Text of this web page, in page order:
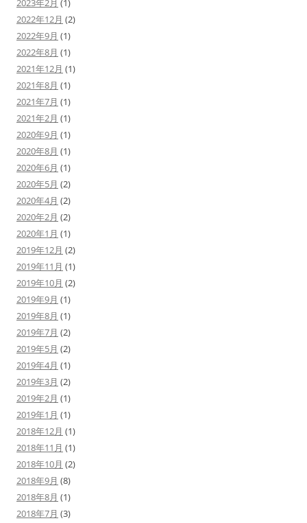
2023年2月 (1)
2022年12月 (2)
2022年9月 (1)
2022年8月 (1)
2021年12月 (1)
2021年8月 (1)
2021年7月 (1)
2021年2月 (1)
2020年9月 (1)
2020年8月 (1)
2020年6月 (1)
2020年5月 (2)
2020年4月 (2)
2020年2月 (2)
2020年1月 (1)
2019年12月 (2)
2019年11月 (1)
2019年10月 (2)
2019年9月 (1)
2019年8月 (1)
2019年7月 (2)
2019年5月 (2)
2019年4月 (1)
2019年3月 (2)
2019年2月 (1)
2019年1月 (1)
2018年12月 (1)
2018年11月 (1)
2018年10月 (2)
2018年9月 (8)
2018年8月 (1)
2018年7月 (3)